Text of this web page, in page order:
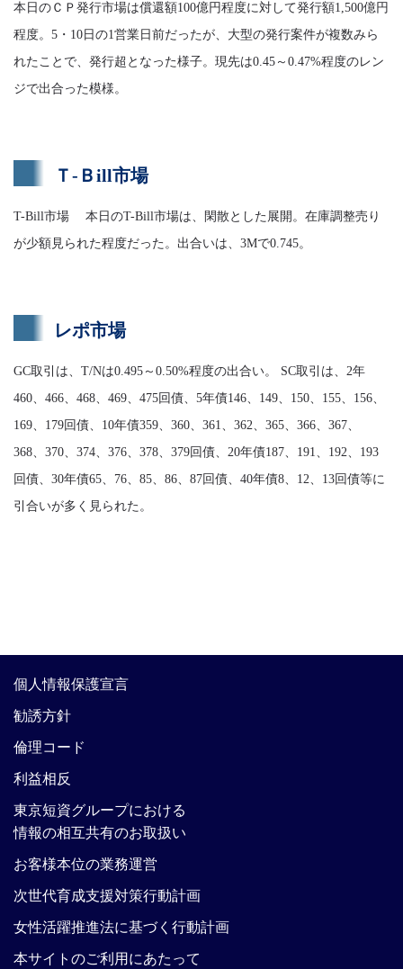
本日のＣＰ発行市場は償還額100億円程度に対して発行額1,500億円
程度。5・10日の1営業日前だったが、大型の発行案件が複数みら
れたことで、発行超となった様子。現先は0.45～0.47%程度のレン
ジで出合った模様。
Ｔ-Ｂill市場
T-Bill市場 本日のT-Bill市場は、閑散とした展開。在庫調整売り
が少額見られた程度だった。出合いは、3Mで0.745。
レポ市場
GC取引は、T/Nは0.495～0.50%程度の出合い。 SC取引は、2年
460、466、468、469、475回債、5年債146、149、150、155、156、
169、179回債、10年債359、360、361、362、365、366、367、
368、370、374、376、378、379回債、20年債187、191、192、193
回債、30年債65、76、85、86、87回債、40年債8、12、13回債等に
引合いが多く見られた。
個人情報保護宣言
勧誘方針
倫理コード
利益相反
東京短資グループにおける
情報の相互共有のお取扱い
お客様本位の業務運営
次世代育成支援対策行動計画
女性活躍推進法に基づく行動計画
本サイトのご利用にあたって